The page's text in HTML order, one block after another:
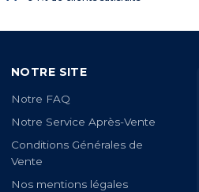
NOTRE SITE
Notre FAQ
Notre Service Après-Vente
Conditions Générales de
Vente
Nos mentions légales